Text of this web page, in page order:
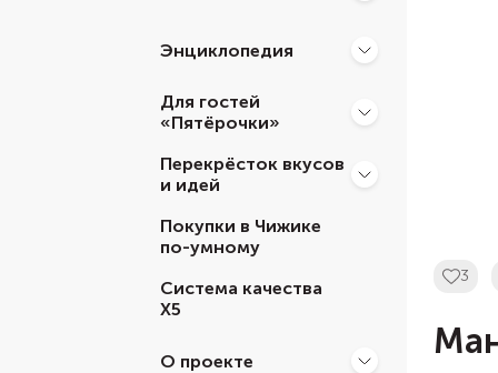
Энциклопедия
Для гостей
«Пятёрочки»
Перекрёсток вкусов
и идей
Покупки в Чижике
по-умному
Система качества
Х5
О проекте
3